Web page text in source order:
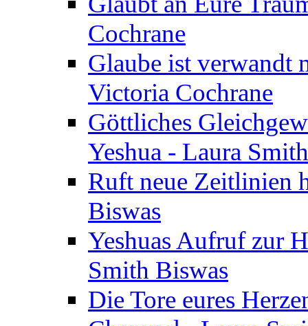
Cochrane
Glaube ist verwandt
Victoria Cochrane
Göttliches
Yeshua - Laura
Ruft neue Zeitlinien
Biswas
Yeshuas Aufruf zur
Smith Biswas
Die Tore eures